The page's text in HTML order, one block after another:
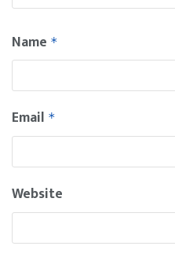
Name *
Email *
Website